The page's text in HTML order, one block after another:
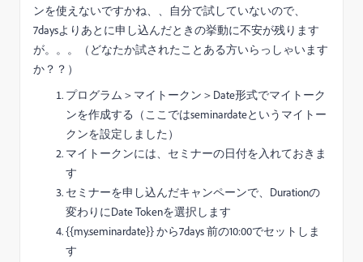
ンを使えないですかね、、自分で試していないので、
7daysよりあとに申し込んだときの挙動に不安が残ります
が。。。（どなたか試されたことある方いらっしゃいます
か？？）
プログラム＞マイトークン＞Date形式でマイトーク
ンを作成する（ここではseminardateというマイトー
クンを設定しました）
マイトークンには、セミナーの日付を入れておきま
す
セミナーを申し込んだキャンペーンで、Durationの
変わりにDate Tokenを選択します
{{my.seminardate}} から7days 前の10:00でセットしま
す